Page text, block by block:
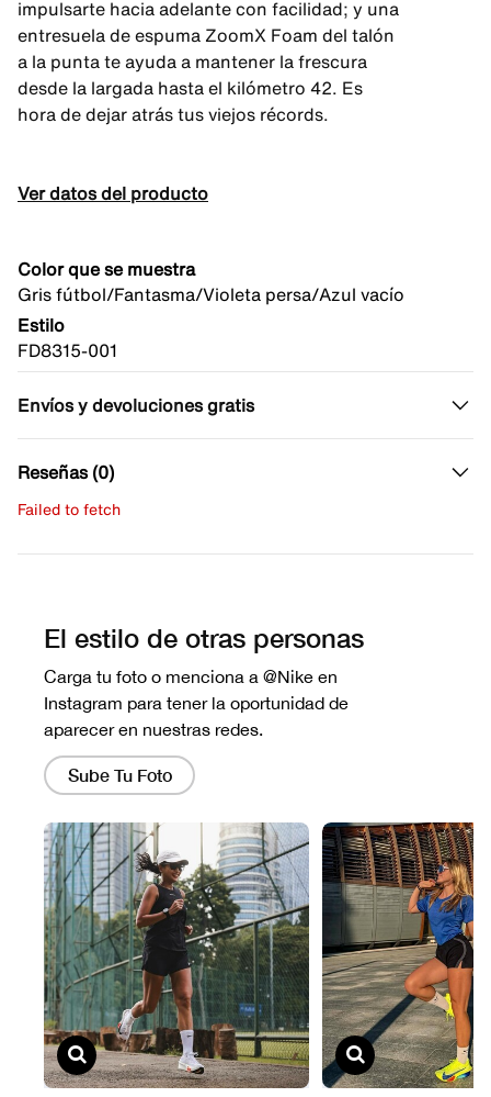
impulsarte hacia adelante con facilidad; y una
entresuela de espuma ZoomX Foam del talón
a la punta te ayuda a mantener la frescura
desde la largada hasta el kilómetro 42. Es
hora de dejar atrás tus viejos récords.
Ver datos del producto
Color que se muestra
Gris fútbol/Fantasma/Violeta persa/Azul vacío
Estilo
FD8315-001
Envíos y devoluciones gratis
Reseñas (0)
Failed to fetch